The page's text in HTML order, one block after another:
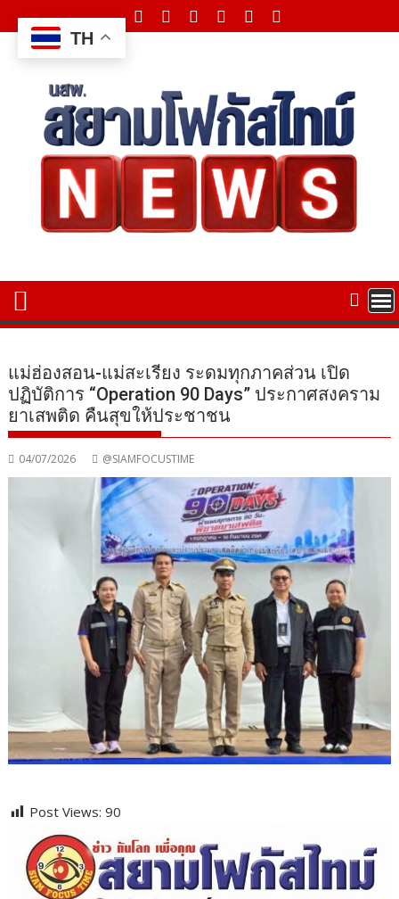
to
content
แม่ฮ่องสอน-แม่สะเรียง ระดมทุกภาคส่วน เปิด
ปฏิบัติการ “Operation 90 Days” ประกาศสงคราม
ยาเสพติด คืนสุขให้ประชาชน
04/07/2026 @SIAMFOCUSTIME
Post Views: 90
TH